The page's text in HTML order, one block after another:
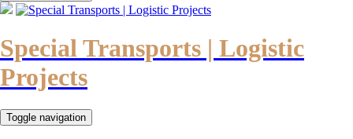
Special Transports | Logistic
Projects
Toggle navigation